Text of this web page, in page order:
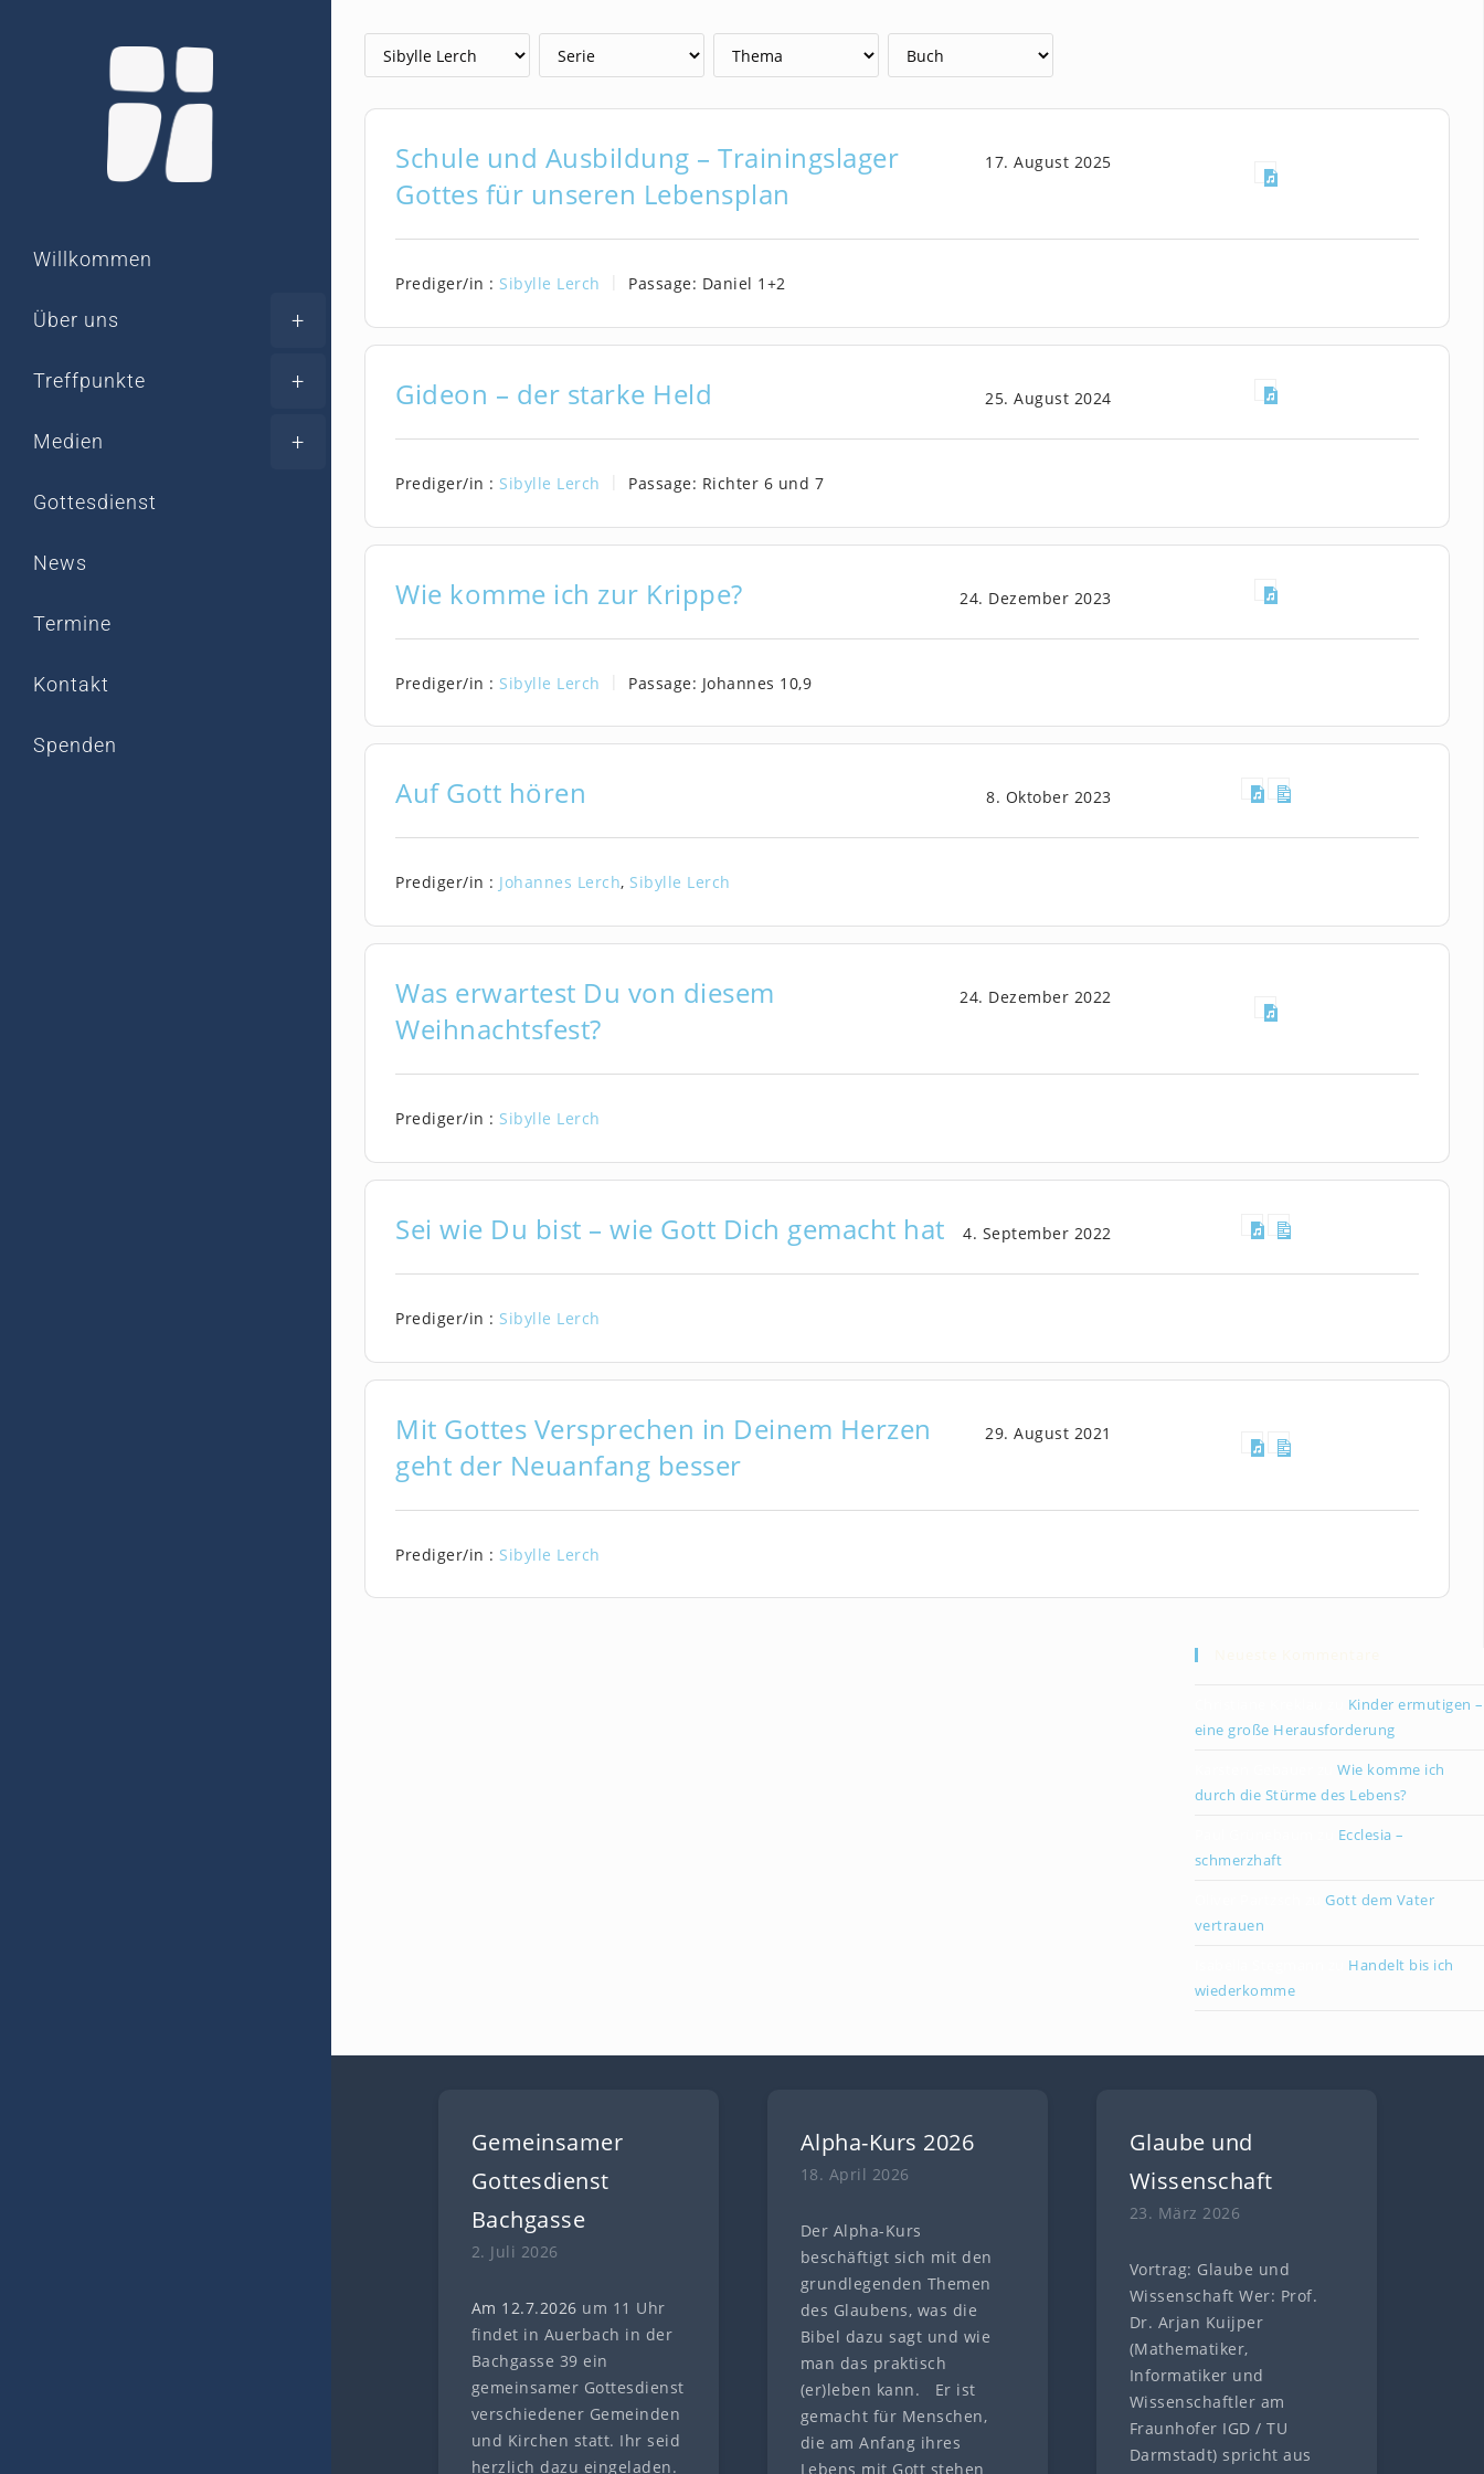
Inhalt
springen
Willkommen
Über uns
Treffpunkte
Medien
Gottesdienst
News
Termine
Kontakt
Spenden
Schule und Ausbildung – Trainingslager
Gottes für unseren Lebensplan
17. August 2025
Prediger/in : Sibylle Lerch Passage: Daniel 1 +2
Gideon – der starke Held 25. August 2024
Prediger/in : Sibylle Lerch Passage: Richter 6 und 7
Wie komme ich zur Krippe? 24. Dezember 2023
Prediger/in : Sibylle Lerch Passage: Johannes 10,9
Auf Gott hören 8. Oktober 2023
Prediger/in : Johannes Lerch, Sibylle Lerch
Was erwartest Du von diesem
Weihnachtsfest?
24. Dezember 2022
Prediger/in : Sibylle Lerch
Sei wie Du bist – wie Gott Dich gemacht hat 4. September 2022
Prediger/in : Sibylle Lerch
Mit Gottes Versprechen in Deinem Herzen
geht der Neuanfang besser
29. August 2021
Prediger/in : Sibylle Lerch
Kinder ermutigen –
eine große Herausforderung
zuWie komme ich
durch die Stürme des Lebens?
Ecclesia –
schmerzhaft
zuGott dem Vater
vertrauen
Handelt bis ich
wiederkomme
Gemeinsamer
Gottesdienst
Bachgasse
2. Juli 2026
Am 12.7.2026 um 11 Uhr
findet in Auerbach in der
Bachgasse 39 ein
gemeinsamer Gottesdienst
verschiedener Gemeinden
und Kirchen statt. Ihr seid
herzlich dazu eingeladen.
Alpha-Kurs 2026
18. April 2026
Der Alpha-Kurs
beschäftigt sich mit den
grundlegenden Themen
des Glaubens, was die
Bibel dazu sagt und wie
man das praktisch
(er)leben kann. Er ist
gemacht für Menschen,
die am Anfang ihres
Lebens mit Gott stehen
Glaube und
Wissenschaft
23. März 2026
Vortrag: Glaube und
Wissenschaft Wer: Prof.
Dr. Arjan Kuijper
(Mathematiker,
Informatiker und
Wissenschaftler am
Fraunhofer IGD / TU
Darmstadt) spricht aus